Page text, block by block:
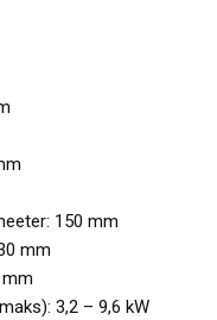
150 mm
mm
3,2 – 9,6 kW